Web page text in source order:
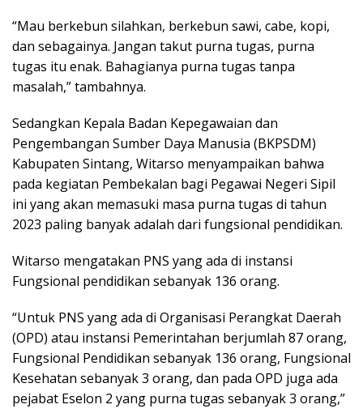
“Mau berkebun silahkan, berkebun sawi, cabe, kopi,
dan sebagainya. Jangan takut purna tugas, purna
tugas itu enak. Bahagianya purna tugas tanpa
masalah,” tambahnya.
Sedangkan Kepala Badan Kepegawaian dan
Pengembangan Sumber Daya Manusia (BKPSDM)
Kabupaten Sintang, Witarso menyampaikan bahwa
pada kegiatan Pembekalan bagi Pegawai Negeri Sipil
ini yang akan memasuki masa purna tugas di tahun
2023 paling banyak adalah dari fungsional pendidikan.
Witarso mengatakan PNS yang ada di instansi
Fungsional pendidikan sebanyak 136 orang.
“Untuk PNS yang ada di Organisasi Perangkat Daerah
(OPD) atau instansi Pemerintahan berjumlah 87 orang,
Fungsional Pendidikan sebanyak 136 orang, Fungsional
Kesehatan sebanyak 3 orang, dan pada OPD juga ada
pejabat Eselon 2 yang purna tugas sebanyak 3 orang,”